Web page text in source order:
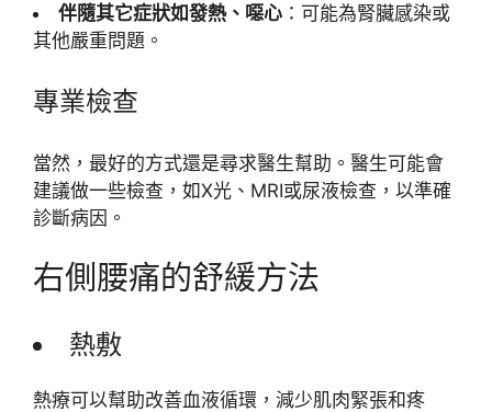
伴隨其它症狀如發熱、噁心 ：可能為腎臟感染或
其他嚴重問題。
專業檢查
當然，最好的方式還是尋求醫生幫助。醫生可能會
建議做一些檢查，如X光、MRI或尿液檢查，以準確
診斷病因。
右側腰痛的舒緩方法
熱敷
熱療可以幫助改善血液循環，減少肌肉緊張和疼